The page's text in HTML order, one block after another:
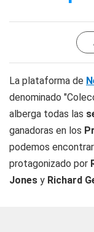
La plataforma de
denominado
alberga todas las
ganadoras en los
podemos
protagonizado por
Jones y Richard